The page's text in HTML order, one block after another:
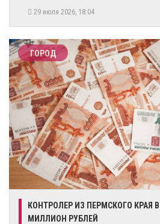
29 июля 2026, 18:04
ГОРОД
​КОНТРОЛЕР ИЗ ПЕРМСКОГО КРАЯ
МИЛЛИОН РУБЛЕЙ